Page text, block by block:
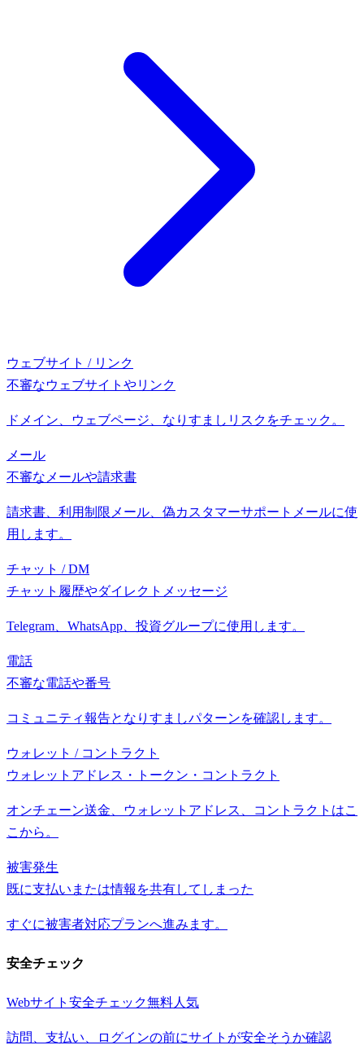
ウェブサイト / リンク
不審なウェブサイトやリンク
ドメイン、ウェブページ、なりすましリスクをチェック。
メール
不審なメールや請求書
請求書、利用制限メール、偽カスタマーサポートメールに使
用します。
チャット / DM
チャット履歴やダイレクトメッセージ
Telegram、WhatsApp、投資グループに使用します。
電話
不審な電話や番号
コミュニティ報告となりすましパターンを確認します。
ウォレット / コントラクト
ウォレットアドレス・トークン・コントラクト
オンチェーン送金、ウォレットアドレス、コントラクトはこ
こから。
被害発生
既に支払いまたは情報を共有してしまった
すぐに被害者対応プランへ進みます。
安全チェック
Webサイト安全チェック無料人気
訪問、支払い、ログインの前にサイトが安全そうか確認